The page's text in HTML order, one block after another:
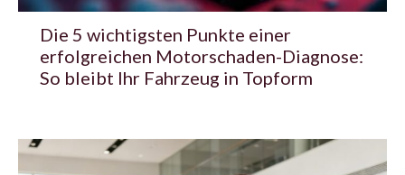
Die 5 wichtigsten Punkte einer
erfolgreichen Motorschaden-Diagnose:
So bleibt Ihr Fahrzeug in Topform